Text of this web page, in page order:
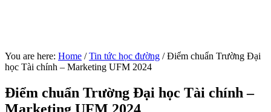
You are here: Home / Tin tức học đường /Điểm chuẩn Trường Đại
học Tài chính – Marketing UFM 2024
Điểm chuẩn Trường Đại học Tài chính –